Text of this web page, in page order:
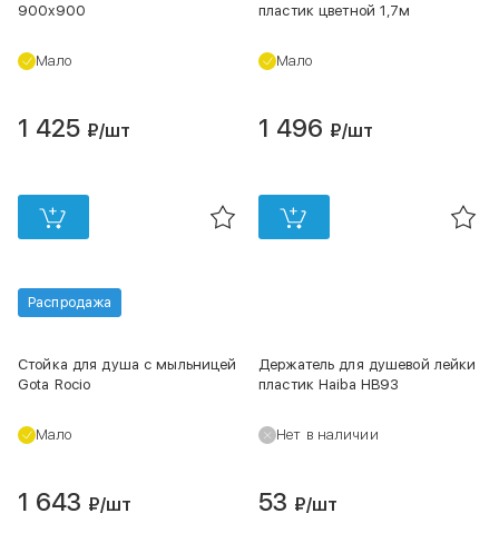
900х900
Мало
1 425 ₽/шт
пластик цветной 1,7м
Мало
1 496 ₽/шт
Распродажа
Стойка для душа с мыльницей
Gota Rocio
Мало
1 643 ₽/шт
Держатель для душевой лейки
пластик Haiba НВ93
Нет в наличии
53 ₽/шт